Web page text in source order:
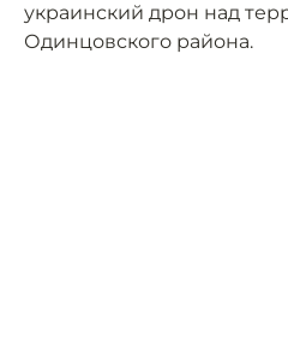
украинский дрон над
Одинцовского района.